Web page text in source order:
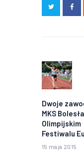
wpis:
Dwoje
MKS
Olimpijskim
Festiwalu
15 maja 2015